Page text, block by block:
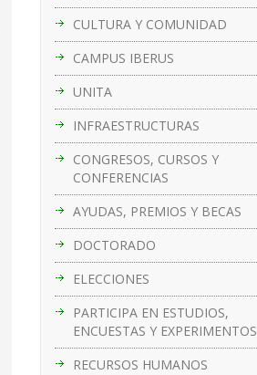
CULTURA Y COMUNIDAD
CAMPUS IBERUS
UNITA
INFRAESTRUCTURAS
CONGRESOS, CURSOS Y
CONFERENCIAS
AYUDAS, PREMIOS Y BECAS
DOCTORADO
ELECCIONES
PARTICIPA EN ESTUDIOS,
ENCUESTAS Y EXPERIMENTOS
RECURSOS HUMANOS